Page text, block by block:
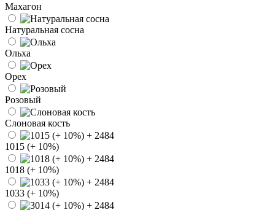
Махагон
Натуральная сосна
Ольха
Орех
Розовый
Слоновая кость
1015 (+ 10%)
1018 (+ 10%)
1033 (+ 10%)